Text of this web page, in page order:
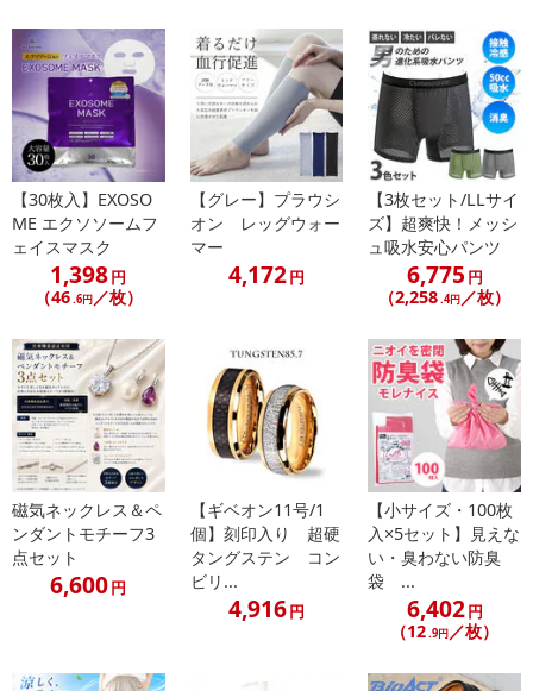
【30枚入】EXOSO
ME エクソソームフ
ェイスマスク
1,398円
（46.6円／枚）
【グレー】プラウシ
オン レッグウォー
マー
4,172円
【3枚セット/LLサイ
ズ】超爽快！メッシ
ュ吸水安心パンツ
6,775 円
（2,258.4円／枚）
磁気ネックレス＆ペ
ンダントモチーフ3
点セット
6,600円
【ギベオン11号/1
個】刻印入り 超硬
タングステン コン
ビリ...
4,916円
【小サイズ・100枚
入×5セット】見えな
い・臭わない防臭
袋 ...
6,402円
（12.9円 ／枚）